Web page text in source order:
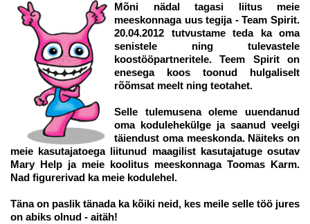
Mõni nädal tagasi liitus meie
meeskonnaga uus tegija - Team Spirit.
20.04.2012 tutvustame teda ka oma
senistele ning tulevastele
koostööpartneritele. Teem Spirit on
enesega koos toonud hulgaliselt
rõõmsat meelt ning teotahet.
Selle tulemusena oleme uuendanud
oma kodulehekülge ja saanud veelgi
täiendust oma meeskonda. Näiteks on
meie kasutajatoega liitunud maagilist kasutajatuge osutav
Mary Help ja meie koolitus meeskonnaga Toomas Karm.
Nad figurerivad ka meie kodulehel.
Täna on paslik tänada ka kõiki neid, kes meile selle töö jures
on abiks olnud - aitäh!